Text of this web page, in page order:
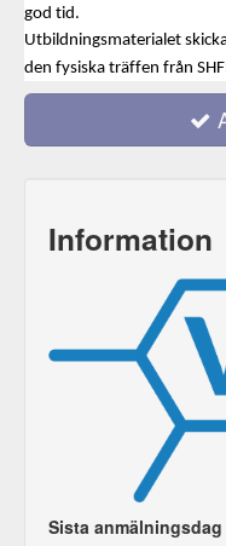
god tid.
Utbildningsmaterialet
den fysiska träffen från
Information
Sista anmälningsdag